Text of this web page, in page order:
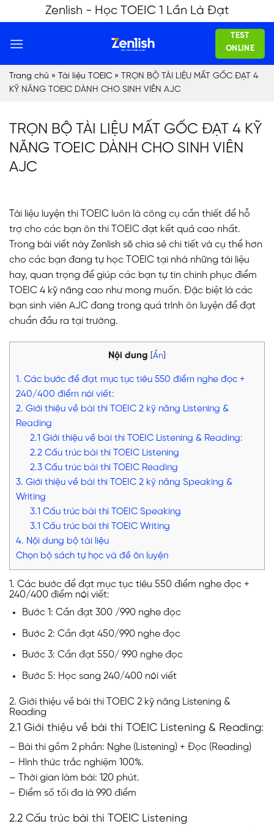
to
content
Zenlish - Học TOEIC 1 Lần Là Đạt
TEST
ONLINE
Trang chủ » Tài liệu TOEIC » TRỌN BỘ TÀI LIỆU MẤT GỐC ĐẠT 4
KỸ NĂNG TOEIC DÀNH CHO SINH VIÊN AJC
TRỌN BỘ TÀI LIỆU MẤT GỐC ĐẠT 4 KỸ
NĂNG TOEIC DÀNH CHO SINH VIÊN
AJC
Tài liệu luyện thi TOEIC luôn là công cụ cần thiết để hỗ
trợ cho các bạn ôn thi TOEIC đạt kết quả cao nhất.
Trong bài viết này Zenlish sẽ chia sẻ chi tiết và cụ thể hơn
cho các bạn đang tự học TOEIC tại nhà những tài liệu
hay, quan trọng để giúp các bạn tự tin chinh phục điểm
TOEIC 4 kỹ năng cao như mong muốn. Đặc biệt là các
bạn sinh viên AJC đang trong quá trình ôn luyện để đạt
chuẩn đầu ra tại trường.
Nội dung Ẩn
1. Các bước để đạt mục tục tiêu 550 điểm nghe đọc +
240/400 điểm nói viết:
2. Giới thiệu về bài thi TOEIC 2 kỹ năng Listening &
Reading
2.1 Giới thiệu về bài thi TOEIC Listening & Reading:
2.2 Cấu trúc bài thi TOEIC Listening
2.3 Cấu trúc bài thi TOEIC Reading
3. Giới thiệu về bài thi TOEIC 2 kỹ năng Speaking &
Writing
3.1 Cấu trúc bài thi TOEIC Speaking
3.1 Cấu trúc bài thi TOEIC Writing
4. Nội dung bộ tài liệu
Chọn bộ sách tự học và đề ôn luyện
1. Các bước để đạt mục tục tiêu 550 điểm nghe đọc +
240/400 điểm nói viết:
Bước 1: Cần đạt 300 /990 nghe đọc
Bước 2: Cần đạt 450/990 nghe đọc
Bước 3: Cần đạt 550/ 990 nghe đọc
Bước 5: Học sang 240/400 nói viết
2. Giới thiệu về bài thi TOEIC 2 kỹ năng Listening &
Reading
2.1 Giới thiệu về bài thi TOEIC Listening & Reading:
– Bài thi gồm 2 phần: Nghe (Listening) + Đọc (Reading)
– Hình thức trắc nghiệm 100%.
– Thời gian làm bài: 120 phút.
– Điểm số tối đa là 990 điểm
2.2 Cấu trúc bài thi TOEIC Listening